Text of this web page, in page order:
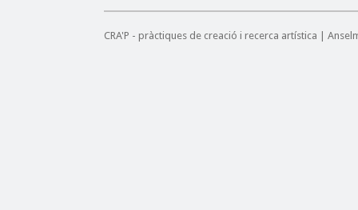
CRA'P - pràctiques de creació i recerca artística |